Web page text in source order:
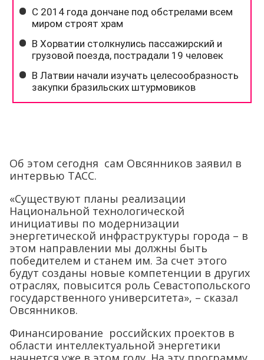
Об этом сегодня сам Овсянников заявил в
интервью ТАСС.
«Существуют планы реализации
Национальной технологической
инициативы по модернизации
энергетической инфраструктуры города – в
этом направлении мы должны быть
победителем и станем им. За счет этого
будут созданы новые компетенции в других
отраслях, повысится роль Севастопольского
государственного университета», – сказал
Овсянников.
Финансирование российских проектов в
области интеллектуальной энергетики